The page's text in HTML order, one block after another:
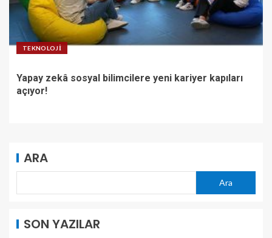
TEKNOLOJI
Yapay zekâ sosyal bilimcilere yeni kariyer kapıları
açıyor!
ARA
Ara
SON YAZILAR